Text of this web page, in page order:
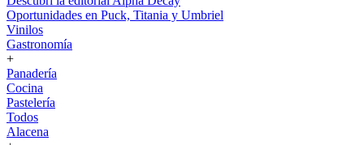
Oportunidades en Puck, Titania y Umbriel
Vinilos
Gastronomía
+
Panadería
Cocina
Pastelería
Todos
Alacena